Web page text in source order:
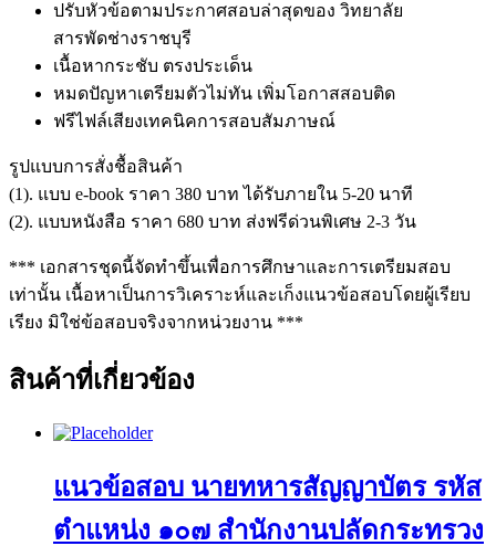
ปรับหัวข้อตามประกาศสอบล่าสุดของ วิทยาลัย
สารพัดช่างราชบุรี
เนื้อหากระชับ ตรงประเด็น
หมดปัญหาเตรียมตัวไม่ทัน เพิ่มโอกาสสอบติด
ฟรีไฟล์เสียงเทคนิคการสอบสัมภาษณ์
รูปแบบการสั่งชื้อสินค้า
(1). แบบ e-book ราคา 380 บาท ได้รับภายใน 5-20 นาที
(2). แบบหนังสือ ราคา 680 บาท ส่งฟรีด่วนพิเศษ 2-3 วัน
*** เอกสารชุดนี้จัดทำขึ้นเพื่อการศึกษาและการเตรียมสอบ
เท่านั้น เนื้อหาเป็นการวิเคราะห์และเก็งแนวข้อสอบโดยผู้เรียบ
เรียง มิใช่ข้อสอบจริงจากหน่วยงาน ***
สินค้าที่เกี่ยวข้อง
แนวข้อสอบ นายทหารสัญญาบัตร รหัส
ตำแหน่ง ๑๐๗ สำนักงานปลัดกระทรวง